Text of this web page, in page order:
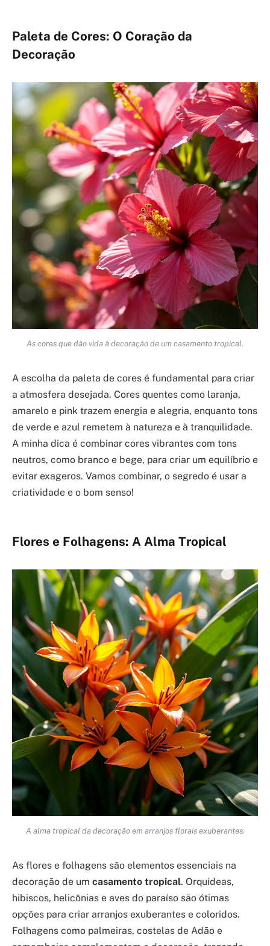
Paleta de Cores: O Coração da
Decoração
As cores que dão vida à decoração de um casamento tropical.
A escolha da paleta de cores é fundamental para criar
a atmosfera desejada. Cores quentes como laranja,
amarelo e pink trazem energia e alegria, enquanto tons
de verde e azul remetem à natureza e à tranquilidade.
A minha dica é combinar cores vibrantes com tons
neutros, como branco e bege, para criar um equilíbrio e
evitar exageros. Vamos combinar, o segredo é usar a
criatividade e o bom senso!
Flores e Folhagens: A Alma Tropical
A alma tropical da decoração em arranjos florais exuberantes.
As flores e folhagens são elementos essenciais na
decoração de um casamento tropical. Orquídeas,
hibiscos, helicônias e aves do paraíso são ótimas
opções para criar arranjos exuberantes e coloridos.
Folhagens como palmeiras, costelas de Adão e